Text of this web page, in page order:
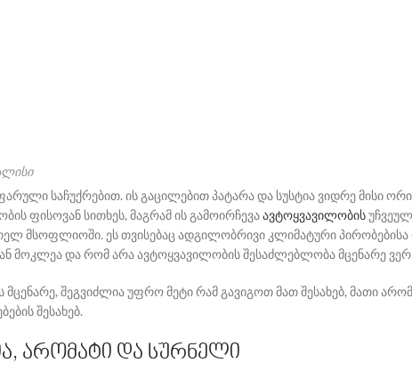
საჩუქრებით. ის გაცილებით პატარა და სუსტია ვიდრე მისი
ფისოვან სითხეს, მაგრამ ის გამოირჩევაავტოყვავილობის
მსოფლიოში. ეს თვისებაც ადგილობრივი კლიმატური პირობებისა
მოკლეა და რომ არა ავტოყვავილობის შესაძლებლობა მცენარე
მცენარე, შეგვიძლია უფრო მეტი რამ გავიგოთ მათ შესახებ, მათი
შესახებ.
არომატი და სურნელი